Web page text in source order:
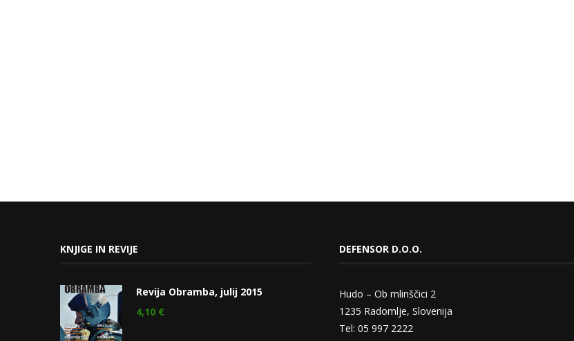
KNJIGE IN REVIJE
Revija Obramba, julij 2015
4,10 €
DEFENSOR D.O.O.
Hudo – Ob mlinščici 2
1235 Radomlje, Slovenija
Tel: 05 997 2222